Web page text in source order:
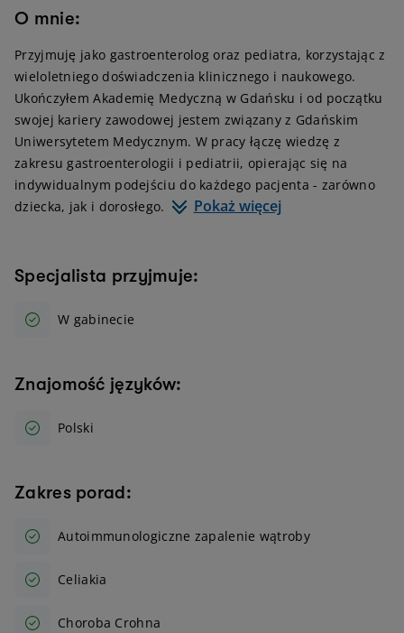
O mnie:
Przyjmuję jako gastroenterolog oraz pediatra, korzystając z
wieloletniego doświadczenia klinicznego i naukowego.
Ukończyłem Akademię Medyczną w Gdańsku i od początku
swojej kariery zawodowej jestem związany z Gdańskim
Uniwersytetem Medycznym. W pracy łączę wiedzę z
zakresu gastroenterologii i pediatrii, opierając się na
indywidualnym podejściu do każdego pacjenta - zarówno
dziecka, jak i dorosłego.
Pokaż więcej
Specjalista przyjmuje:
W gabinecie
Znajomość języków:
Polski
Zakres porad:
Autoimmunologiczne zapalenie wątroby
Celiakia
Choroba Crohna